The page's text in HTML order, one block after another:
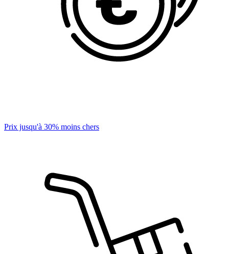
Prix jusqu'à 30% moins chers